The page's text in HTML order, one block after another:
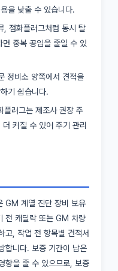
을 낮출 수 있습니다.
, 점화플러그처럼 동시 탈
중복 공임을 줄일 수 있
정비소 양쪽에서 견적을
기 쉽습니다.
플러그는 제조사 권장 주
커질 수 있어 주기 관리
GM 계열 진단 장비 보유
전 캐딜락 또는 GM 차량
고, 작업 전 항목별 견적서
합니다. 보증 기간이 남은
향을 줄 수 있으므로, 보증